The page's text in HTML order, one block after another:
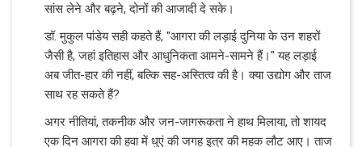
सांस लेने और बढ़ने, दोनों की आजादी दे सके।
डॉ. मुकुल पांडेय सही कहते हैं, "आगरा की लड़ाई दुनिया के उन शहरों
जैसी है, जहां इतिहास और आधुनिकता आमने-सामने हैं।" यह लड़ाई
अब जीत-हार की नहीं, बल्कि सह-अस्तित्व की है। क्या उद्योग और ताज
साथ रह सकते हैं?
अगर नीतियां, तकनीक और जन-जागरूकता ने हाथ मिलाया, तो शायद
एक दिन आगरा की हवा में धुएं की जगह इत्र की महक लौट आए। ताज